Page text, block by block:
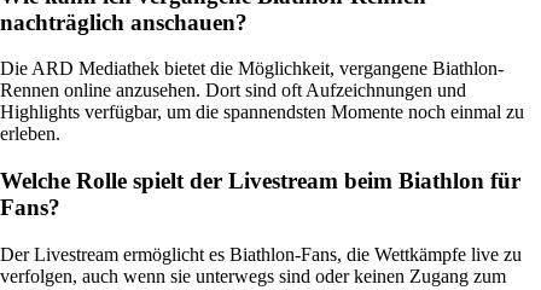
nachträglich anschauen?
Die ARD Mediathek bietet die Möglichkeit, vergangene Biathlon-
Rennen online anzusehen. Dort sind oft Aufzeichnungen und
Highlights verfügbar, um die spannendsten Momente noch einmal zu
erleben.
Welche Rolle spielt der Livestream beim Biathlon für
Fans?
Der Livestream ermöglicht es Biathlon-Fans, die Wettkämpfe live zu
verfolgen, auch wenn sie unterwegs sind oder keinen Zugang zum